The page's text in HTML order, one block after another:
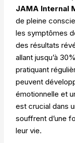
JAMA Internal
de pleine
les symptômes
des résultats
allant jusqu’à
pratiquant
peuvent
émotionnelle et
est crucial dans
souffrent d’une
leur vie.